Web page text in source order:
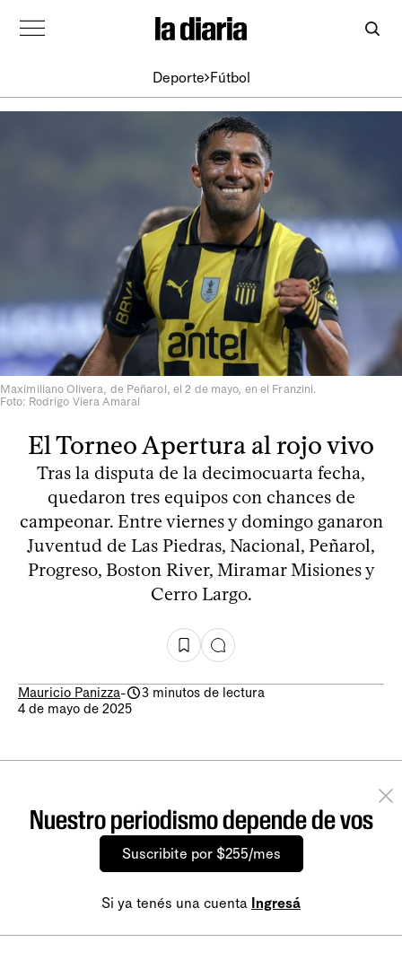
Deporte Fútbol
Maximiliano Olivera, de Peñarol, el 2 de mayo, en el Franzini.
Foto: Rodrigo Viera Amaral
El Torneo Apertura al rojo vivo
Tras la disputa de la decimocuarta fecha,
quedaron tres equipos con chances de
campeonar. Entre viernes y domingo ganaron
Juventud de Las Piedras, Nacional, Peñarol,
Progreso, Boston River, Miramar Misiones y
Cerro Largo.
Mauricio Panizza-
3 minutos de lectura
4 de mayo de 2025
Nuestro periodismo depende de vos
Suscribite por $255/mes
Si ya tenés una cuenta Ingresá